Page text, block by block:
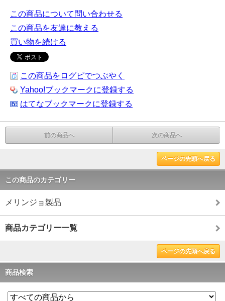
この商品について問い合わせる
この商品を友達に教える
買い物を続ける
この商品をログピでつぶやく
Yahoo!ブックマークに登録する
はてなブックマークに登録する
前の商品へ 次の商品へ
ページの先頭へ戻る
この商品のカテゴリー
メリンジョ製品
商品カテゴリー一覧
ページの先頭へ戻る
商品検索